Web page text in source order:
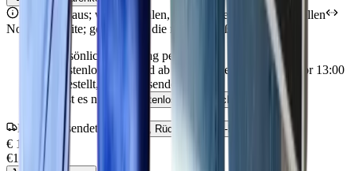
Fällt klein aus; wir empfehlen, eine Größe größer zu bestellen
Normale Breite; geeignet für die meisten Füße
Persönliche Beratung per Chat
Kostenloser Versand ab 100 EUR exkl. MwSt. - vor 13:00
Uhr bestellt, heute versendet
Passt es nicht?
Kostenlos und einfach umtauschen
Heute versendet Passform, Rückgabe & KI-Beratung
€ 169,95
€192.99